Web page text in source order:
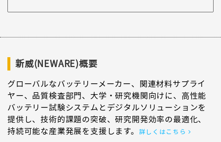
新威(NEWARE)概要
グローバルなバッテリーメーカー、関連材料サプライ
ヤー、品質検査部門、大学・研究機関向けに、高性能
バッテリー試験システムとデジタルソリューションを
提供し、技術的課題の突破、研究開発効率の最適化、
持続可能な産業発展を支援します。
詳しくはこちら